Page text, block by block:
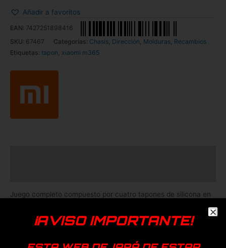
Añadir a favoritos
EAN: 7427251898416
SKU: 67467 Categorías: Chasis, Dirección, Molduras, Recambios
Etiquetas: tapon, xiaomi m365
Juego completo compuesto por cuatro tapones de silicona en
¡AVISO IMPORTANTE!